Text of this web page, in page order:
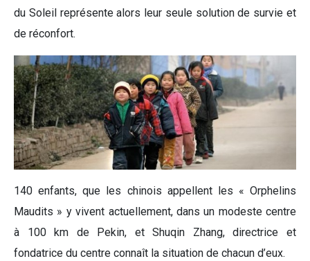
du Soleil représente alors leur seule solution de survie et
de réconfort.
140 enfants, que les chinois appellent les « Orphelins
Maudits » y vivent actuellement, dans un modeste centre
à 100 km de Pekin, et Shuqin Zhang, directrice et
fondatrice du centre connaît la situation de chacun d’eux.